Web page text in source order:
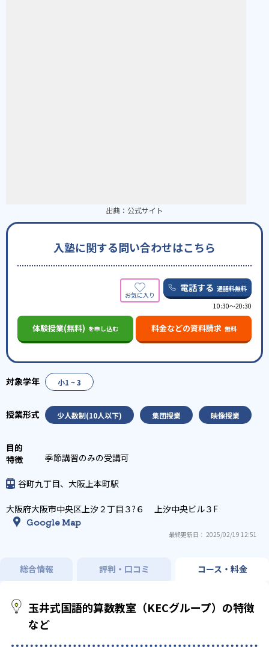
出典： 公式サイト
入塾に関する問い合わせはこちら
電話する 通話料無料
10:30〜20:30
体験授業(無料) を申し込む 料金などの資料請求 無料
小1 ~ 3
少人数制(10人以下) 集団授業 映像授業
季節講習のみの受講可
谷町九丁目、大阪上本町駅
大阪府大阪市中央区上汐２丁目３?６ 上汐中央ビル３F
Google Map
最終更新日： 2025/02/19 12:51
総合情報 評判・口コミ コース・料金
玉井式国語的算数教室（KECグループ）の特徴
など